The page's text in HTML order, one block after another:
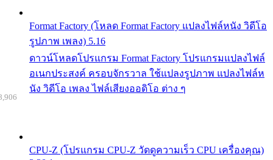
Format Factory (โหลด Format Factory แปลงไฟล์หนัง วิดีโอ
รูปภาพ เพลง) 5.16
ดาวน์โหลดโปรแกรม Format Factory โปรแกรมแปลงไฟล์
อเนกประสงค์ ครอบจักรวาล ใช้แปลงรูปภาพ แปลงไฟล์ห
นัง วิดีโอ เพลง ไฟล์เสียงออดิโอ ต่าง ๆ
CPU-Z (โปรแกรม CPU-Z วัดดูความเร็ว CPU เครื่องคุณ)